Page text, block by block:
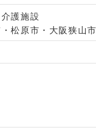
護施設
松原市・大阪狭山